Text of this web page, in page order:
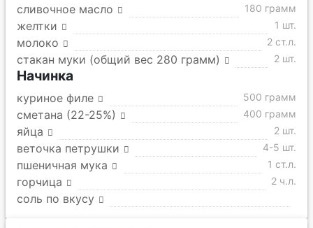
сливочное масло 180 грамм
желтки 1 шт.
молоко 2 ст.л.
стакан муки (общий вес 280 грамм) 2 шт.
Начинка
куриное филе 500 грамм
сметана (22-25%) 400 грамм
яйца 2 шт.
веточка петрушки 4-5 шт.
пшеничная мука 1 ст.л.
горчица 2 ч.л.
соль по вкусу